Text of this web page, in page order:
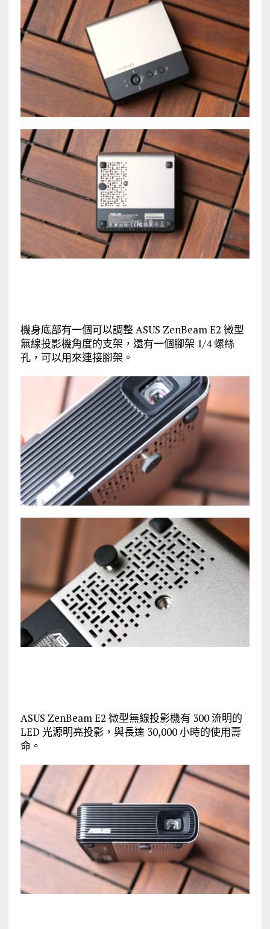
機身底部有一個可以調整 ASUS ZenBeam E2 微型
無線投影機角度的支架，還有一個腳架 1/4 螺絲
孔，可以用來連接腳架。
ASUS ZenBeam E2 微型無線投影機有 300 流明的
LED 光源明亮投影，與長達 30,000 小時的使用壽
命。